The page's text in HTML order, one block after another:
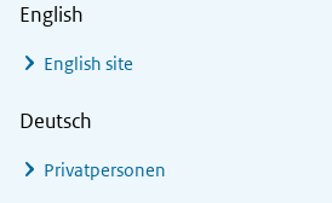
English
English site
Deutsch
Privatpersonen